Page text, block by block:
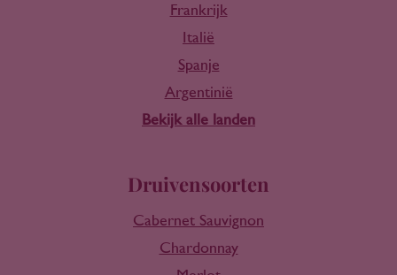
Frankrijk
Italië
Spanje
Argentinië
Bekijk alle landen
Druivensoorten
Cabernet Sauvignon
Chardonnay